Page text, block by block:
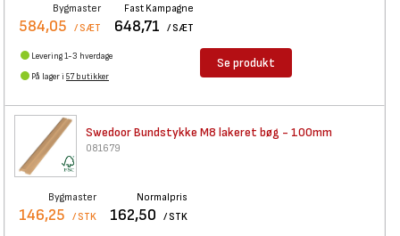
Bygmaster
584,05 / SÆT
Fast Kampagne
648,71 / SÆT
Levering 1-3 hverdage
På lager i 57 butikker
Se produkt
Swedoor Bundstykke M8 lakeret bøg - 100mm
081679
Bygmaster
146,25 / STK
Normalpris
162,50 / STK